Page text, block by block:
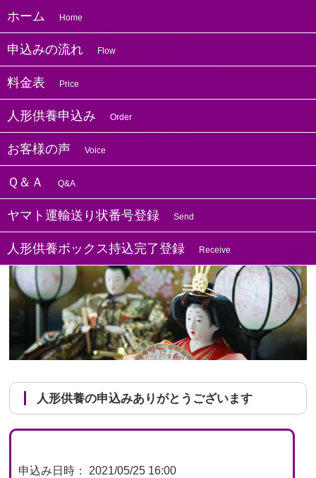
ホーム Home
申込みの流れ Flow
料金表 Price
人形供養申込み Order
お客様の声 Voice
Ｑ＆Ａ Q&A
ヤマト運輸送り状番号登録 Send
人形供養ボックス持込完了登録 Receive
ホーム 過去の人形供養申込
和歌山の方よりお人形供養のお申し込みを
いただきました
人形供養の申込みありがとうございます
申込み日時： 2021/05/25 16:00